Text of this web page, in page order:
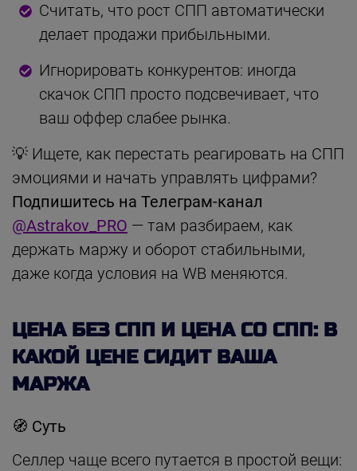
Считать, что рост СПП автоматически
делает продажи прибыльными.
Игнорировать конкурентов: иногда
скачок СПП просто подсвечивает, что
ваш оффер слабее рынка.
💡 Ищете, как перестать реагировать на СПП
эмоциями и начать управлять цифрами?
Подпишитесь на Телеграм-канал
@Astrakov_PRO — там разбираем, как
держать маржу и оборот стабильными,
даже когда условия на WB меняются.
ЦЕНА БЕЗ СПП И ЦЕНА СО СПП: В
КАКОЙ ЦЕНЕ СИДИТ ВАША
МАРЖА
🧭 Суть
Селлер чаще всего путается в простой вещи: